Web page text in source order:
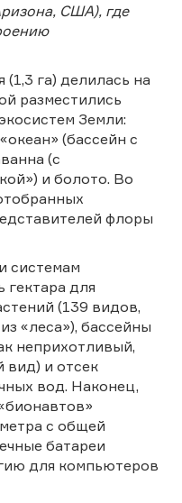
США), где
га) делилась на
разместились
Земли:
(бассейн с
(с
и болото. Во
флоры
системам
гектара для
(139 видов,
«леса»), бассейны
неприхотливый,
вид) и отсек
вод. Наконец,
с общей
батареи
для компьютеров